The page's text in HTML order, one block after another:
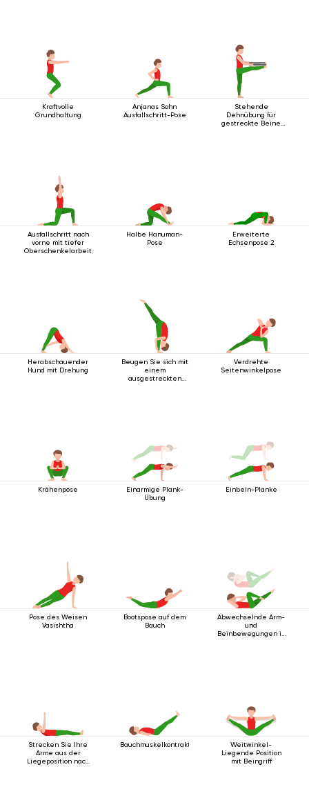
Kraftvolle
Grundhaltung
Anjanas Sohn
Ausfallschritt-Pose
Stehende
Dehnübung für
gestreckte Beine
Ausfallschritt nach
vorne mit tiefer
Oberschenkelarbeit
Halbe Hanuman-
Pose
Erweiterte
Echsenpose 2
Herabschauender
Hund mit Drehung
Beugen Sie sich mit
einem
ausgestreckten
Verdrehte
Seitenwinkelpose
Krähenpose
Einarmige Plank-
Übung
Einbein-Planke
Pose des Weisen
Vasishtha
Bootspose auf dem
Bauch
Abwechselnde Arm-
und
Beinbewegungen in
Strecken Sie Ihre
Arme aus der
Liegeposition nach
Bauchmuskelkontraktionshaltung
Weitwinkel-
Liegende Position
mit Beingriff